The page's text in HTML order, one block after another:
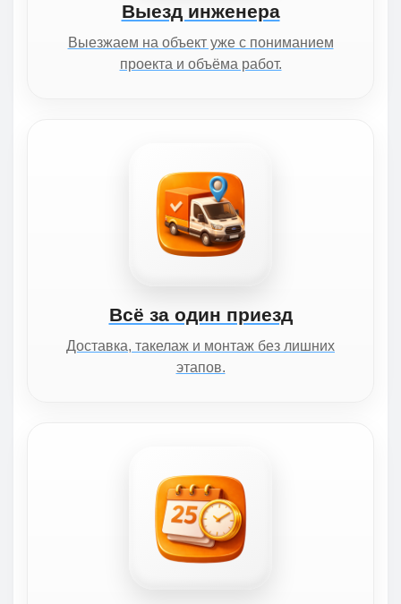
Выезд инженера
Выезжаем на объект уже с пониманием
проекта и объёма работ.
Всё за один приезд
Доставка, такелаж и монтаж без лишних
этапов.